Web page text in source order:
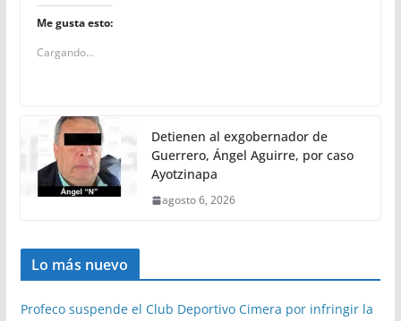
Me gusta esto:
Cargando...
Detienen al exgobernador de
Guerrero, Ángel Aguirre, por caso
Ayotzinapa
agosto 6, 2026
Lo más nuevo
Profeco suspende el Club Deportivo Cimera por infringir la